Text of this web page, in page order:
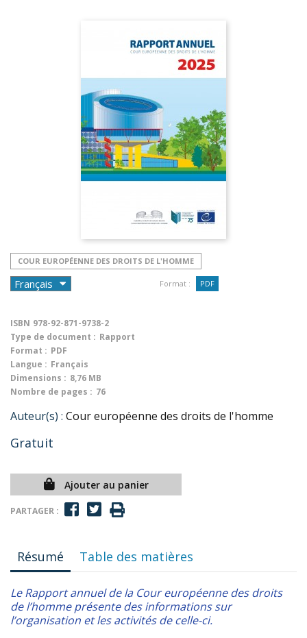
COUR EUROPÉENNE DES DROITS DE L'HOMME
Format : PDF
ISBN 978-92-871-9738-2
Type de document : Rapport
Format : PDF
Langue : Français
Dimensions : 8,76 MB
Nombre de pages : 76
Auteur(s) : Cour européenne des droits de l'homme
Gratuit
Ajouter au panier
PARTAGER :
Résumé Table des matières
Le Rapport annuel de la Cour européenne des droits
de l’homme présente des informations sur
l’organisation et les activités de celle-ci.